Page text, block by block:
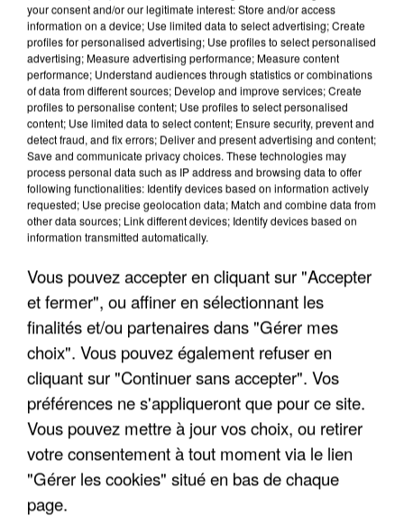
APRÈS TOUTES CES CANICULES, LES REFUGES
DE FAUNE SAUVAGE SONT...
your consent and/or our legitimate interest: Store and/or access
information on a device; Use limited data to select advertising; Create
profiles for personalised advertising; Use profiles to select personalised
advertising; Measure advertising performance; Measure content
performance; Understand audiences through statistics or combinations
of data from different sources; Develop and improve services; Create
profiles to personalise content; Use profiles to select personalised
content; Use limited data to select content; Ensure security, prevent and
detect fraud, and fix errors; Deliver and present advertising and content;
Save and communicate privacy choices. These technologies may
process personal data such as IP address and browsing data to offer
following functionalities: Identify devices based on information actively
requested; Use precise geolocation data; Match and combine data from
other data sources; Link different devices; Identify devices based on
information transmitted automatically.
Vous pouvez accepter en cliquant sur "Accepter
et fermer", ou affiner en sélectionnant les
finalités et/ou partenaires dans "Gérer mes
choix". Vous pouvez également refuser en
cliquant sur "Continuer sans accepter". Vos
préférences ne s'appliqueront que pour ce site.
Vous pouvez mettre à jour vos choix, ou retirer
votre consentement à tout moment via le lien
"Gérer les cookies" situé en bas de chaque
page.